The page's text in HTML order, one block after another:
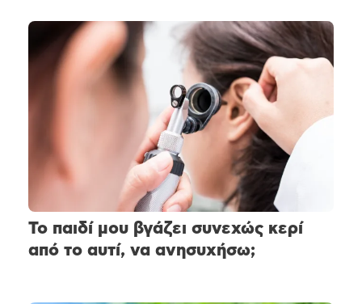
Το παιδί μου βγάζει συνεχώς κερί
από το αυτί, να ανησυχήσω;